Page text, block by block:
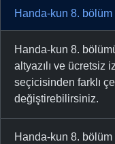
Handa-kun 8.
Handa-kun 8.
altyazılı ve ücretsiz
seçicisinden farklı
değiştirebilirsiniz.
Handa-kun 8. bölüm